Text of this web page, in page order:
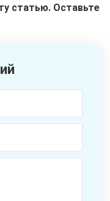
статью. Оставьте